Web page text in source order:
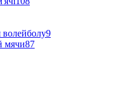
волейболу9
мячи87